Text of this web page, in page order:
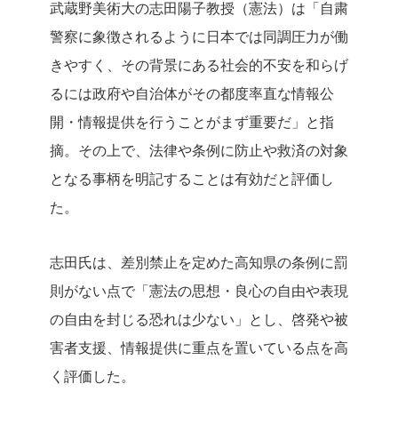
武蔵野美術大の志田陽子教授（憲法）は「自粛
警察に象徴されるように日本では同調圧力が働
きやすく、その背景にある社会的不安を和らげ
るには政府や自治体がその都度率直な情報公
開・情報提供を行うことがまず重要だ」と指
摘。その上で、法律や条例に防止や救済の対象
となる事柄を明記することは有効だと評価し
た。
志田氏は、差別禁止を定めた高知県の条例に罰
則がない点で「憲法の思想・良心の自由や表現
の自由を封じる恐れは少ない」とし、啓発や被
害者支援、情報提供に重点を置いている点を高
く評価した。